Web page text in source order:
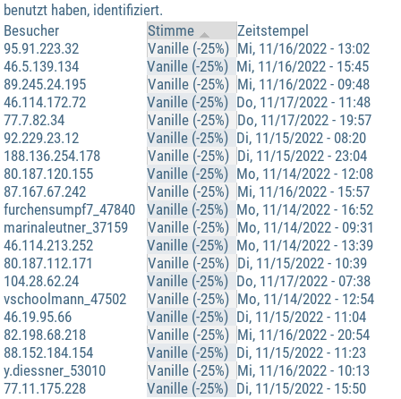
benutzt haben, identifiziert.
Besucher
Stimme
Zeitstempel
95.91.223.32
Vanille (-25%) Mi, 11/16/2022 - 13:02
46.5.139.134
Vanille (-25%) Mi, 11/16/2022 - 15:45
89.245.24.195
Vanille (-25%) Mi, 11/16/2022 - 09:48
46.114.172.72
Vanille (-25%) Do, 11/17/2022 - 11:48
77.7.82.34
Vanille (-25%) Do, 11/17/2022 - 19:57
92.229.23.12
Vanille (-25%) Di, 11/15/2022 - 08:20
188.136.254.178
Vanille (-25%) Di, 11/15/2022 - 23:04
80.187.120.155
Vanille (-25%) Mo, 11/14/2022 - 12:08
87.167.67.242
Vanille (-25%) Mi, 11/16/2022 - 15:57
furchensumpf7_47840
Vanille (-25%) Mo, 11/14/2022 - 16:52
marinaleutner_37159
Vanille (-25%) Mo, 11/14/2022 - 09:31
46.114.213.252
Vanille (-25%) Mo, 11/14/2022 - 13:39
80.187.112.171
Vanille (-25%) Di, 11/15/2022 - 10:39
104.28.62.24
Vanille (-25%) Do, 11/17/2022 - 07:38
vschoolmann_47502
Vanille (-25%) Mo, 11/14/2022 - 12:54
46.19.95.66
Vanille (-25%) Di, 11/15/2022 - 11:04
82.198.68.218
Vanille (-25%) Mi, 11/16/2022 - 20:54
88.152.184.154
Vanille (-25%) Di, 11/15/2022 - 11:23
y.diessner_53010
Vanille (-25%) Mi, 11/16/2022 - 10:13
77.11.175.228
Vanille (-25%) Di, 11/15/2022 - 15:50